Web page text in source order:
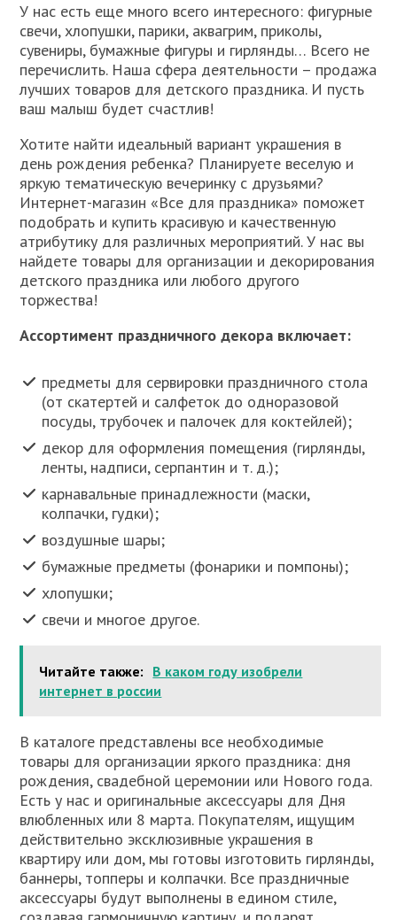
У нас есть еще много всего интересного: фигурные
свечи, хлопушки, парики, аквагрим, приколы,
сувениры, бумажные фигуры и гирлянды… Всего не
перечислить. Наша сфера деятельности – продажа
лучших товаров для детского праздника. И пусть
ваш малыш будет счастлив!
Хотите найти идеальный вариант украшения в
день рождения ребенка? Планируете веселую и
яркую тематическую вечеринку с друзьями?
Интернет-магазин «Все для праздника» поможет
подобрать и купить красивую и качественную
атрибутику для различных мероприятий. У нас вы
найдете товары для организации и декорирования
детского праздника или любого другого
торжества!
Ассортимент праздничного декора включает:
предметы для сервировки праздничного стола
(от скатертей и салфеток до одноразовой
посуды, трубочек и палочек для коктейлей);
декор для оформления помещения (гирлянды,
ленты, надписи, серпантин и т. д.);
карнавальные принадлежности (маски,
колпачки, гудки);
воздушные шары;
бумажные предметы (фонарики и помпоны);
хлопушки;
свечи и многое другое.
Читайте также: В каком году изобрели
интернет в россии
В каталоге представлены все необходимые
товары для организации яркого праздника: дня
рождения, свадебной церемонии или Нового года.
Есть у нас и оригинальные аксессуары для Дня
влюбленных или 8 марта. Покупателям, ищущим
действительно эксклюзивные украшения в
квартиру или дом, мы готовы изготовить гирлянды,
баннеры, топперы и колпачки. Все праздничные
аксессуары будут выполнены в едином стиле,